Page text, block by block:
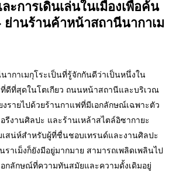
ะการเดินเล่นในเมืองเพื่อค้น
ย่านร้านค้าหน้าสถานีนากาเม
ากาเมกุโระเป็นที่รู้จักกันดีว่าเป็นหนึ่งใน
ดีที่สุดในโตเกียว ถนนหน้าสถานีและบริเวณ
งรายไปด้วยร้านกาแฟที่มีเอกลักษณ์เฉพาะตัว
รีงานศิลปะ และร้านเหล้าสไตล์อิซากายะ
เสน่ห์สำหรับผู้ที่ชื่นชอบเทรนด์และงานศิลปะ
เม็งก็ยังมีอยู่มากมาย สามารถเพลิดเพลินไป
อกลักษณ์ที่ความทันสมัยและความดั้งเดิมอยู่